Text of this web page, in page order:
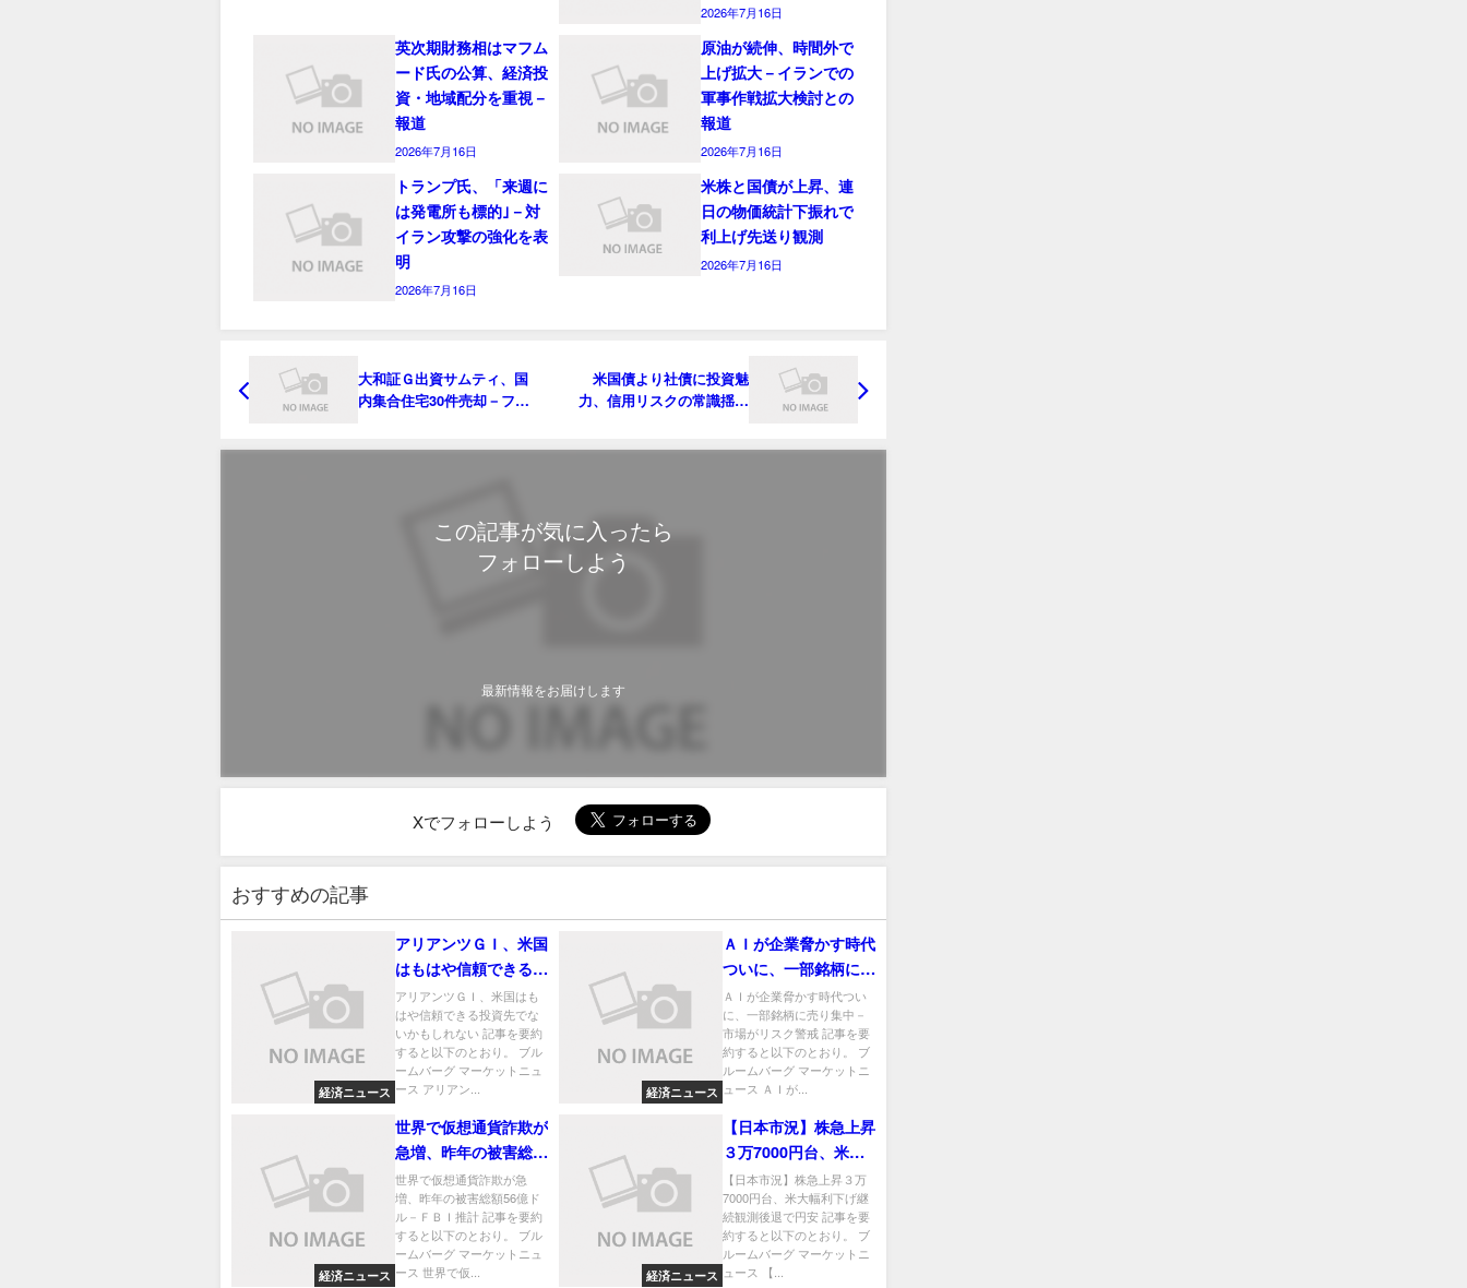
2026年7月16日
英次期財務相はマフム
ード氏の公算、経済投
資・地域配分を重視－
報道
2026年7月16日
原油が続伸、時間外で
上げ拡大－イランでの
軍事作戦拡大検討との
報道
2026年7月16日
トランプ氏、「来週に
は発電所も標的｣－対
イラン攻撃の強化を表
明
2026年7月16日
米株と国債が上昇、連
日の物価統計下振れで
利上げ先送り観測
2026年7月16日
大和証Ｇ出資サムティ、国
内集合住宅30件売却－ファ
米国債より社債に投資魅
力、信用リスクの常識揺ら
この記事が気に入ったら
フォローしよう
最新情報をお届けします
Xでフォローしよう
おすすめの記事
経済ニュース
アリアンツＧＩ、米国
はもはや信頼できる投
資先でないかもしれな
い
アリアンツＧＩ、米国はも
はや信頼できる投資先でな
いかもしれない 記事を要約
すると以下のとおり。 ブル
ームバーグ マーケットニュ
ース アリアン...
経済ニュース
ＡＩが企業脅かす時代
ついに、一部銘柄に売
り集中－市場がリスク
警戒
ＡＩが企業脅かす時代つい
に、一部銘柄に売り集中－
市場がリスク警戒 記事を要
約すると以下のとおり。 ブ
ルームバーグ マーケットニ
ュース ＡＩが...
経済ニュース
世界で仮想通貨詐欺が
急増、昨年の被害総額
56億ドル－ＦＢＩ推
計
世界で仮想通貨詐欺が急
増、昨年の被害総額56億ド
ル－ＦＢＩ推計 記事を要約
すると以下のとおり。 ブル
ームバーグ マーケットニュ
ース 世界で仮...
経済ニュース
【日本市況】株急上昇
３万7000円台、米大
幅利下げ継続観測後退
で円安
【日本市況】株急上昇３万
7000円台、米大幅利下げ継
続観測後退で円安 記事を要
約すると以下のとおり。 ブ
ルームバーグ マーケットニ
ュース 【...